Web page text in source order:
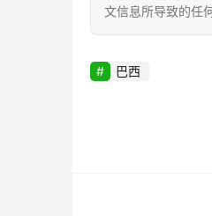
文信息所导致的任
巴西